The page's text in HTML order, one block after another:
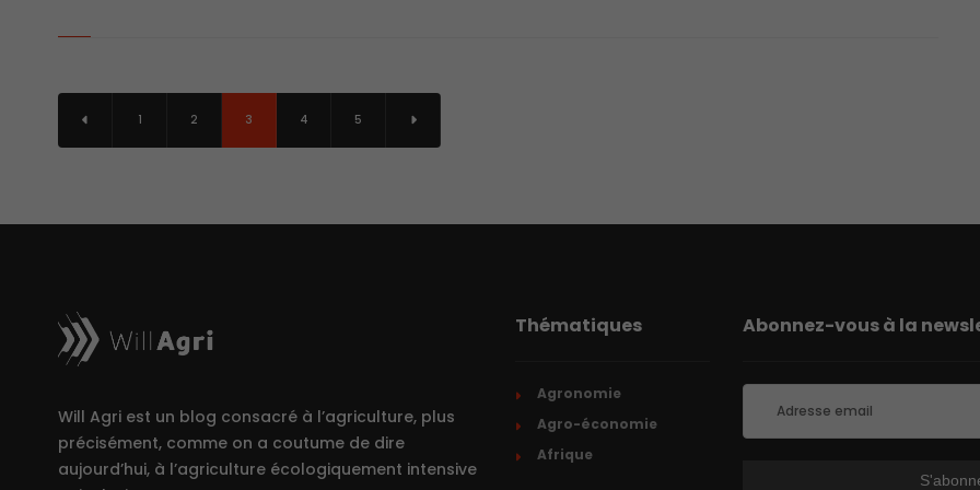
1 2 3 4 5
Will Agri est un blog consacré à l’agriculture, plus
précisément, comme on a coutume de dire
aujourd’hui, à l’agriculture écologiquement intensive
Thématiques
Agronomie
Agro-économie
Afrique
Abonnez-vous à la